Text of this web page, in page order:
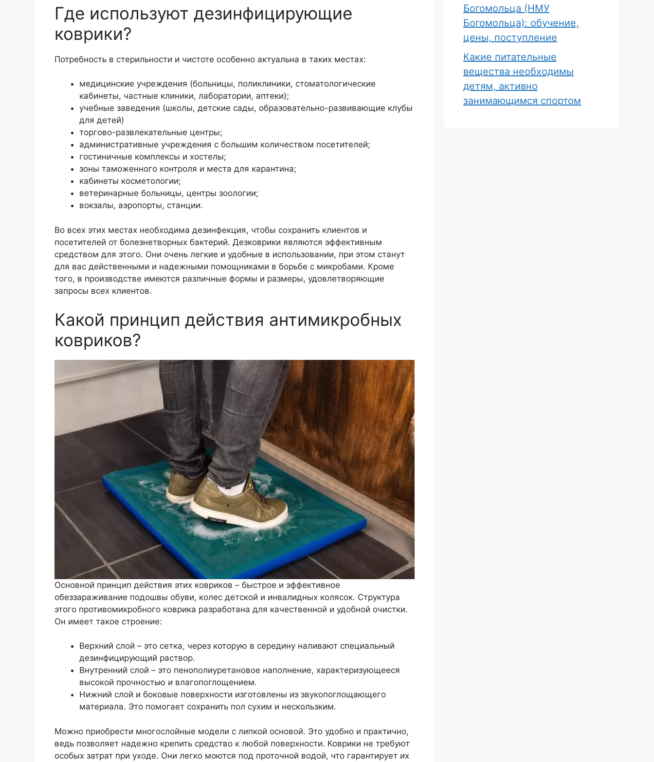
Где используют дезинфицирующие
коврики?
Потребность в стерильности и чистоте особенно актуальна в таких местах:
медицинские учреждения (больницы, поликлиники, стоматологические
кабинеты, частные клиники, лаборатории, аптеки);
учебные заведения (школы, детские сады, образовательно-развивающие клубы
для детей)
торгово-развлекательные центры;
административные учреждения с большим количеством посетителей;
гостиничные комплексы и хостелы;
зоны таможенного контроля и места для карантина;
кабинеты косметологии;
ветеринарные больницы, центры зоологии;
вокзалы, аэропорты, станции.
Во всех этих местах необходима дезинфекция, чтобы сохранить клиентов и
посетителей от болезнетворных бактерий. Дезковрики являются эффективным
средством для этого. Они очень легкие и удобные в использовании, при этом станут
для вас действенными и надежными помощниками в борьбе с микробами. Кроме
того, в производстве имеются различные формы и размеры, удовлетворяющие
запросы всех клиентов.
Какой принцип действия антимикробных
ковриков?
Основной принцип действия этих ковриков – быстрое и эффективное
обеззараживание подошвы обуви, колес детской и инвалидных колясок. Структура
этого противомикробного коврика разработана для качественной и удобной очистки.
Он имеет такое строение:
Верхний слой – это сетка, через которую в середину наливают специальный
дезинфицирующий раствор.
Внутренний слой – это пенополиуретановое наполнение, характеризующееся
высокой прочностью и влагопоглощением.
Нижний слой и боковые поверхности изготовлены из звукопоглощающего
материала. Это помогает сохранить пол сухим и нескользким.
Можно приобрести многослойные модели с липкой основой. Это удобно и практично,
ведь позволяет надежно крепить средство к любой поверхности. Коврики не требуют
особых затрат при уходе. Они легко моются под проточной водой, что гарантирует их
Богомольца (НМУ
Богомольца): обучение,
цены, поступление
Какие питательные
вещества необходимы
детям, активно
занимающимся спортом